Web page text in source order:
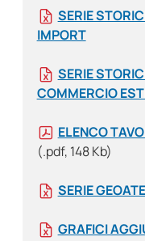
SERIE
IMPORT
SERIE
COMMERCIO
ELENCO
(.pdf, 148 Kb)
SERIE
GRAFICI